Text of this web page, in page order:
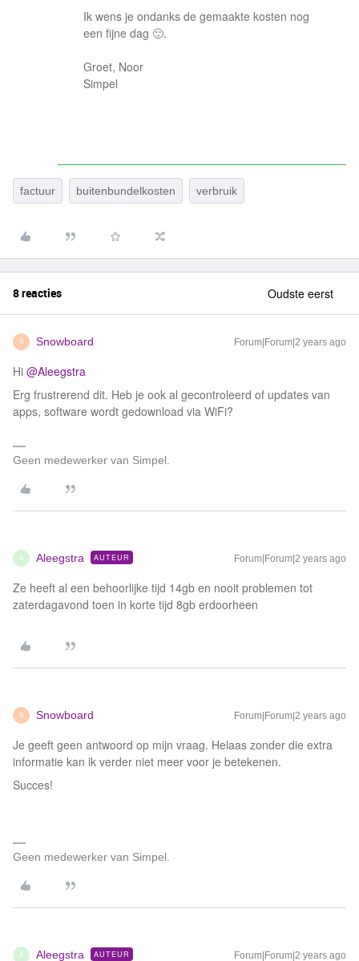
Ik wens je ondanks de gemaakte kosten nog
een fijne dag 🙂.
Groet, Noor
Simpel
factuur buitenbundelkosten verbruik
8 reacties Oudste eerst
S Snowboard Forum|Forum|2 years ago
Hi @Aleegstra
Erg frustrerend dit. Heb je ook al gecontroleerd of updates van
apps, software wordt gedownload via WiFi?
Geen medewerker van Simpel.
A Aleegstra AUTEUR Forum|Forum|2 years ago
Ze heeft al een behoorlijke tijd 14gb en nooit problemen tot
zaterdagavond toen in korte tijd 8gb erdoorheen
S Snowboard Forum|Forum|2 years ago
Je geeft geen antwoord op mijn vraag. Helaas zonder die extra
informatie kan ik verder niet meer voor je betekenen.
Succes!
Geen medewerker van Simpel.
A Aleegstra AUTEUR Forum|Forum|2 years ago